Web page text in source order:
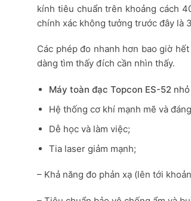
kính tiêu chuẩn trên khoảng cách
chính xác không tưởng trước đây là
Các phép đo nhanh hơn bao giờ
dàng tìm thấy đích cần nhìn thấy.
Máy toàn đạc Topcon ES-52
Hệ thống cơ khí mạnh mẽ và
Dễ học và làm việc;
Tia laser giảm mạnh;
– Khả năng đo phản xạ (lên tới